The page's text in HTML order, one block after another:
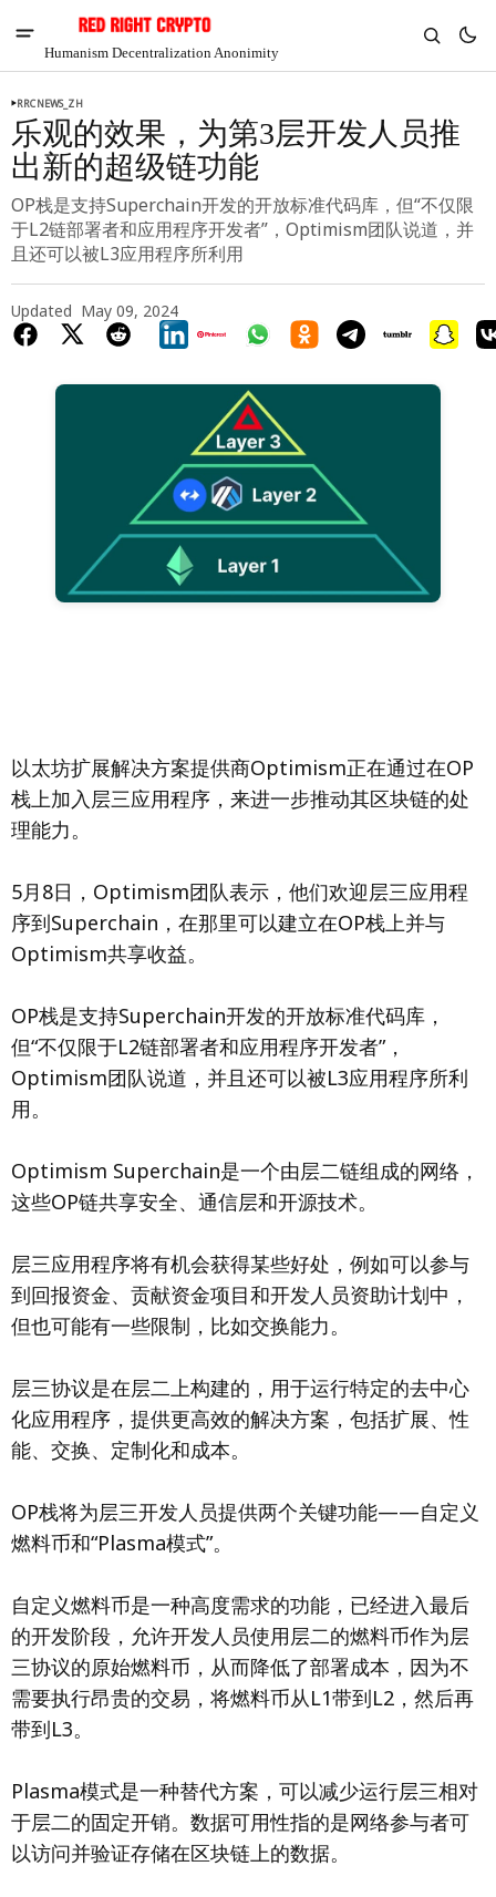
Humanism Decentralization Anonimity
RRCNEWS_ZH
乐观的效果，为第3层开发人员推
出新的超级链功能
OP栈是支持Superchain开发的开放标准代码库，但“不仅限
于L2链部署者和应用程序开发者”，Optimism团队说道，并
且还可以被L3应用程序所利用
Updated May 09, 2024
以太坊扩展解决方案提供商Optimism正在通过在OP
栈上加入层三应用程序，来进一步推动其区块链的处
理能力。
5月8日，Optimism团队表示，他们欢迎层三应用程
序到Superchain，在那里可以建立在OP栈上并与
Optimism共享收益。
OP栈是支持Superchain开发的开放标准代码库，
但“不仅限于L2链部署者和应用程序开发者”，
Optimism团队说道，并且还可以被L3应用程序所利
用。
Optimism Superchain是一个由层二链组成的网络，
这些OP链共享安全、通信层和开源技术。
层三应用程序将有机会获得某些好处，例如可以参与
到回报资金、贡献资金项目和开发人员资助计划中，
但也可能有一些限制，比如交换能力。
层三协议是在层二上构建的，用于运行特定的去中心
化应用程序，提供更高效的解决方案，包括扩展、性
能、交换、定制化和成本。
OP栈将为层三开发人员提供两个关键功能——自定义
燃料币和“Plasma模式”。
自定义燃料币是一种高度需求的功能，已经进入最后
的开发阶段，允许开发人员使用层二的燃料币作为层
三协议的原始燃料币，从而降低了部署成本，因为不
需要执行昂贵的交易，将燃料币从L1带到L2，然后再
带到L3。
Plasma模式是一种替代方案，可以减少运行层三相对
于层二的固定开销。数据可用性指的是网络参与者可
以访问并验证存储在区块链上的数据。